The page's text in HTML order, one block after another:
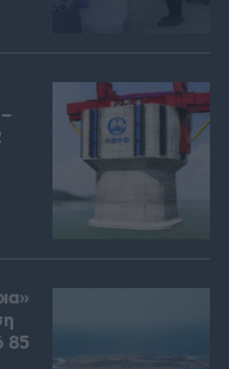
85